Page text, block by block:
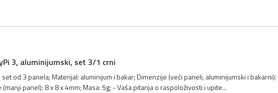
3, aluminijumski, set 3/1 crni
od 3 panela; Materijal: aluminijum i bakar; Dimenzije (veći paneli, aluminijumski i bakarni):
panel): 8 x 8 x 4mm; Masa: 5g; - Vaša pitanja o raspoloživosti i upite...